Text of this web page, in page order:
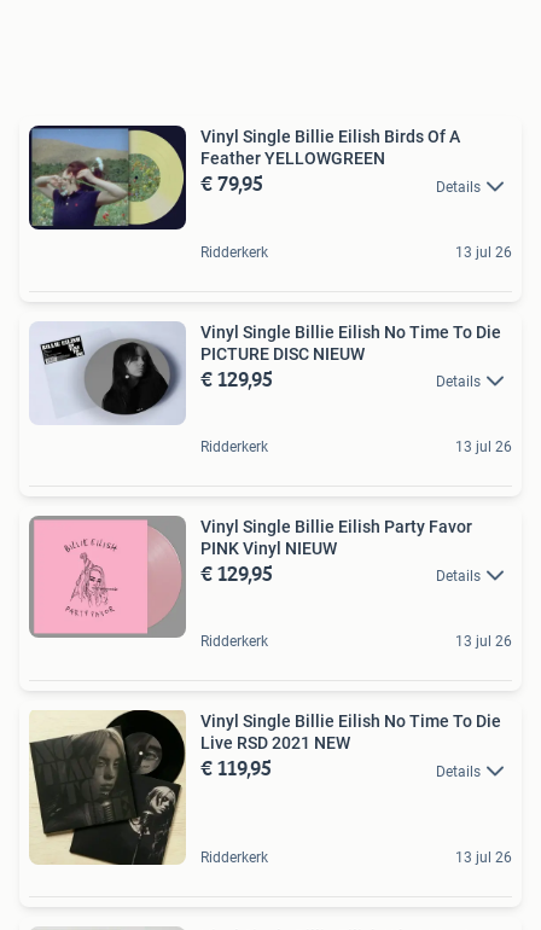
Vinyl Single Billie Eilish Birds Of A
Feather YELLOWGREEN
€ 79,95 Details
Ridderkerk 13 jul 26
Vinyl Single Billie Eilish No Time To Die
PICTURE DISC NIEUW
€ 129,95 Details
Ridderkerk 13 jul 26
Vinyl Single Billie Eilish Party Favor
PINK Vinyl NIEUW
€ 129,95 Details
Ridderkerk 13 jul 26
Vinyl Single Billie Eilish No Time To Die
Live RSD 2021 NEW
€ 119,95 Details
Ridderkerk 13 jul 26